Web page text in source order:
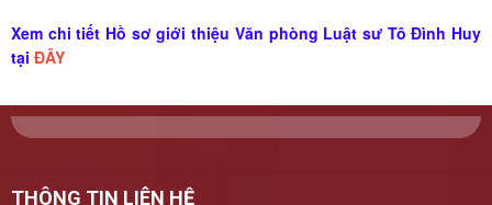
Xem chi tiết Hồ sơ giới thiệu Văn phòng Luật sư Tô Đình Huy
tại ĐÂY
THÔNG TIN LIÊN HỆ